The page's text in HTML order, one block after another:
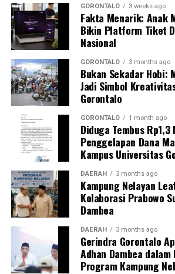
“Kami mengapresiasi keberanian
melaporkan aktivitas ilegal ini.
masyarakat sangat krusial dalam
keamanan serta kelestarian ekosistem
Kabupaten Pohuwato,” tambah IPTU
Polres Pohuwato mengimbau seluruh
masyarakat agar tidak tergiur terlibat
pertambangan ilegal dan segera
berwajib apabila menemukan indikasi
wilayahnya.
GORONTALO 3 weeks ago
Fakta Menarik: Anak
Bikin Platform Tiket
Nasional
GORONTALO 3 months ago
Bukan Sekadar Hobi:
Jadi Simbol
Gorontalo
GORONTALO 1 month ago
Diduga Tembus
Penggelapan Dana
Kampus Universitas
DAERAH 3 months ago
Kampung Nelayan
Kolaborasi Prabowo
Dambea
DAERAH 3 months ago
Gerindra Gorontalo
Adhan Dambea
Program Kampung